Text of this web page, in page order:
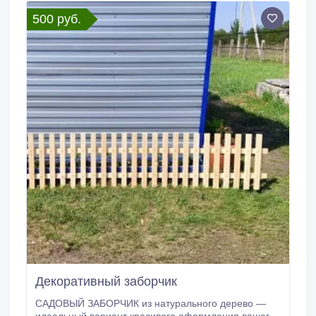
500 руб.
Декоративный заборчик
САДОВЫЙ ЗАБОРЧИК из натурального дерево —